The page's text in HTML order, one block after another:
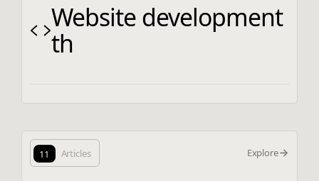
Website development
th
11 Articles Explore